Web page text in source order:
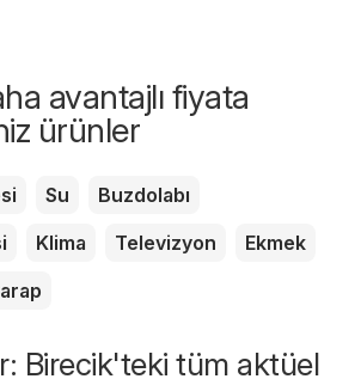
avantajlı fiyata
ürünler
Su
Buzdolabı
Klima Televizyon
Ekmek
Birecik'teki tüm aktüel